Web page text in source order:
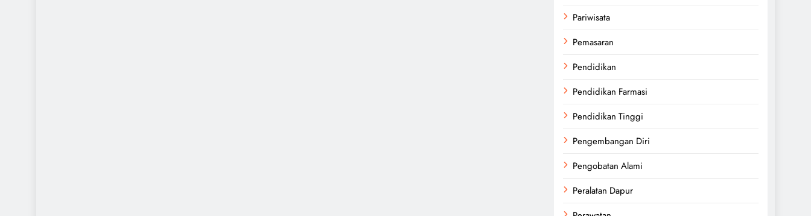
Pariwisata
Pemasaran
Pendidikan
Pendidikan Farmasi
Pendidikan Tinggi
Pengembangan Diri
Pengobatan Alami
Peralatan Dapur